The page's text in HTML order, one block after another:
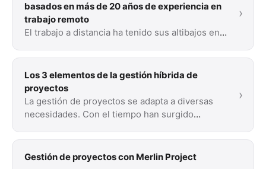
basados en más de 20 años de experiencia en
trabajo remoto
El trabajo a distancia ha tenido sus altibajos en
trucos tras 20 años de experiencia en la …
›
Los 3 elementos de la gestión híbrida de
proyectos
La gestión de proyectos se adapta a diversas
necesidades. Con el tiempo han surgido
introducción a …
›
Gestión de proyectos con Merlin Project